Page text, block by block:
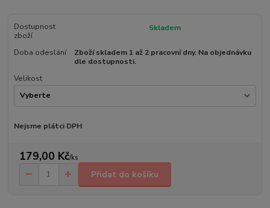
Dostupnost
zboží
Skladem
Doba odeslání
Zboží skladem 1 až 2 pracovní dny. Na objednávku
dle dostupnosti.
Velikost
Nejsme plátci DPH
179,00 Kč/ks
Přidat do košíku